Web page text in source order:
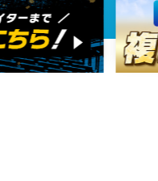
日 放送
９０分拡大版！開
い旅】